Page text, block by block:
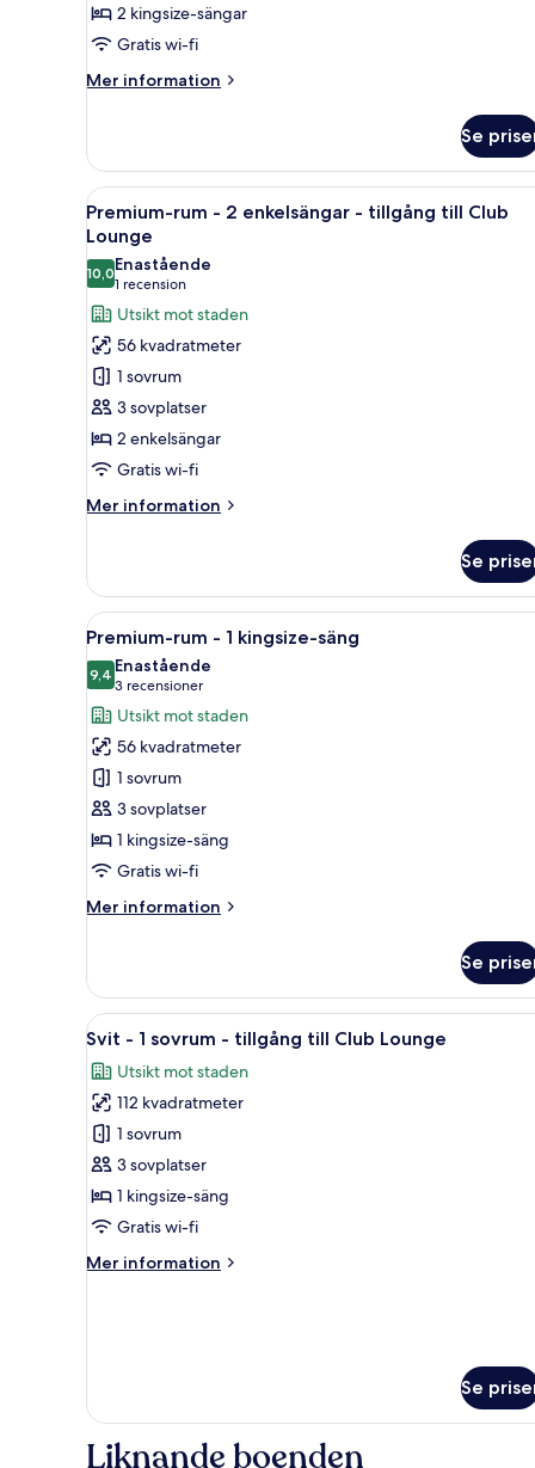
2 kingsize-sängar
Gratis wi-fi
Mer information
Mer
(Ambassador)
Se
Öppna
alla
foton
för
Premium-
rum
-
2
enkelsängar
-
tillgång
till
Ett hotellrum med två
7
Premium-rum - 2 enkelsängar - tillgång till Club
Lounge
10,010,0 av 10
Enastående
1 recension
(1 recension)
Utsikt mot staden
56 kvadratmeter
1 sovrum
3 sovplatser
2 enkelsängar
Gratis wi-fi
Mer information
Mer
rum
2
enkelsängar
-
tillgång
till
Club
Lounge
Se
Öppna
alla
foton
för
Premium-
rum
-
1
kingsize-
säng
1 sovrum, sängtillbehör av
5
Premium-rum - 1 kingsize-säng
9,49,4 av 10
Enastående
3 recensioner
(3 recensioner)
Utsikt mot staden
56 kvadratmeter
1 sovrum
3 sovplatser
1 kingsize-säng
Gratis wi-fi
Mer information
Mer
rum
1
säng
Se
Öppna
alla
foton
för
Svit
-
1
sovrum
tillgång
Ett hotellrum med en stor
6
Svit - 1 sovrum - tillgång till Club Lounge
Utsikt mot staden
112 kvadratmeter
1 sovrum
3 sovplatser
1 kingsize-säng
Gratis wi-fi
Mer information
Mer
-
Se
Liknande boenden